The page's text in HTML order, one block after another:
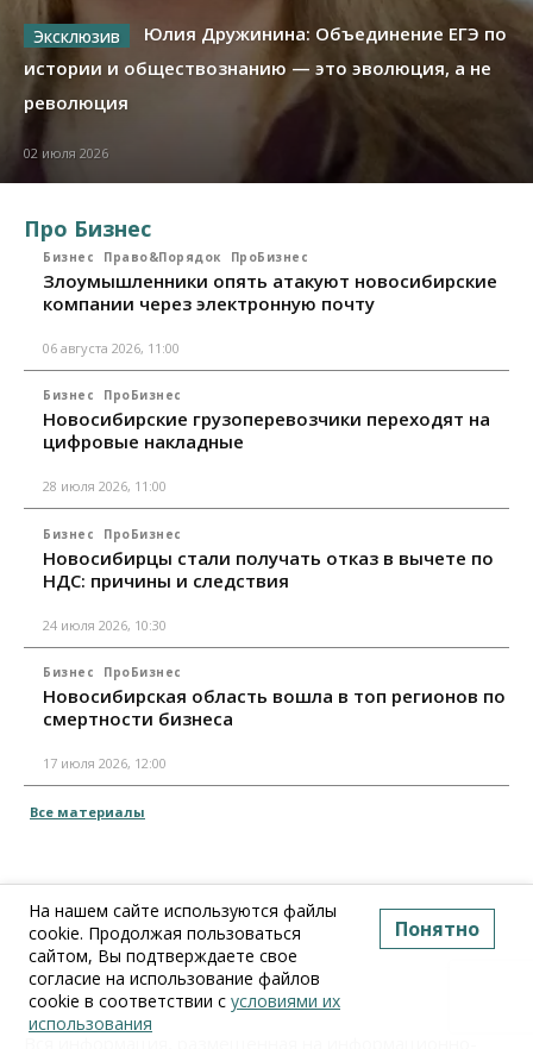
Юлия Дружинина: Объединение ЕГЭ по
истории и обществознанию — это эволюция, а не
революция
02 июля 2026
Про Бизнес
Бизнес Право&Порядок ПроБизнес
Злоумышленники опять атакуют новосибирские
компании через электронную почту
06 августа 2026, 11:00
Бизнес ПроБизнес
Новосибирские грузоперевозчики переходят на
цифровые накладные
28 июля 2026, 11:00
Бизнес ПроБизнес
Новосибирцы стали получать отказ в вычете по
НДС: причины и следствия
24 июля 2026, 10:30
Бизнес ПроБизнес
Новосибирская область вошла в топ регионов по
смертности бизнеса
17 июля 2026, 12:00
Все материалы
На нашем сайте используются файлы
cookie. Продолжая пользоваться
сайтом, Вы подтверждаете свое
согласие на использование файлов
cookie в соответствии с условиями их
использования
Понятно